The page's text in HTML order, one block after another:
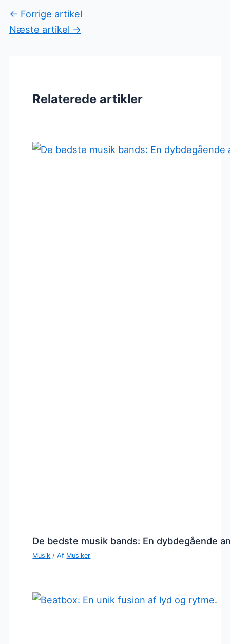
← Forrige artikel
Næste artikel →
Relaterede artikler
De bedste musik bands: En dybdegående
Musik / Af Musiker